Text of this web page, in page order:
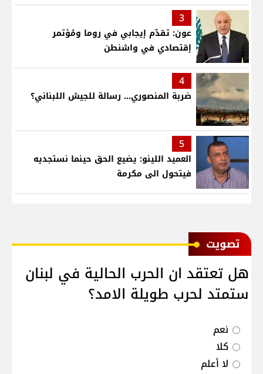
3
عون: تقدّم إيجابي في روما ومُؤتمر
إقتصادي في واشنطن
4
ضربة المنصوري... رسالة للجيش اللبناني؟
5
العميد اللينو: يضيع الحق حينما نستجديه
فيتحول الى مكرمة
ﺗﺼﻮﻳﺖ
هل تعتقد ان الحرب الحالية في لبنان
ستمتد لحرب طويلة الامد؟
نعم
كلا
لا أعلم